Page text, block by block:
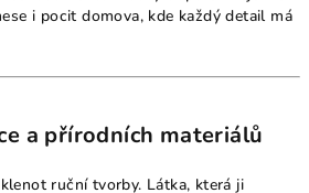
i pocit domova, kde každý detail má
a přírodních materiálů
ruční tvorby. Látka, která ji